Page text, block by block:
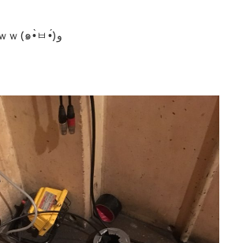
キタっ 萌えるｗｗ(๑•̀ㅂ•́)و